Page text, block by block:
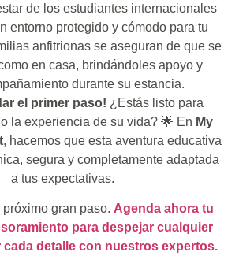
de los estudiantes internacionales
entorno protegido y cómodo para tu
anfitrionas se aseguran de que se
en casa, brindándoles apoyo y
durante su estancia.
el primer paso! ¿Estás listo para
la experiencia de su vida? 🌟 En My
, hacemos que esta aventura educativa
segura y completamente adaptada
a tus expectativas.
gran paso. Agenda ahora tu
para despejar cualquier
detalle con nuestros expertos.